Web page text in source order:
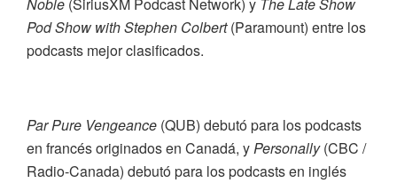
Noble (SiriusXM Podcast Network) y The Late Show
Pod Show with Stephen Colbert(Paramount) entre los
podcasts mejor clasificados.
Par Pure Vengeance (QUB) debutó para los podcasts
en francés originados en Canadá, yPersonally(CBC /
Radio-Canada) debutó para los podcasts en inglés